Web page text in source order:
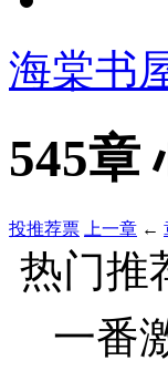
海棠书
545章
投推荐票 上一章 ←
热门推
一番